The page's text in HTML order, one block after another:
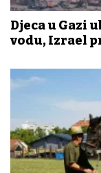
Djeca u Gazi
vodu, Izrael